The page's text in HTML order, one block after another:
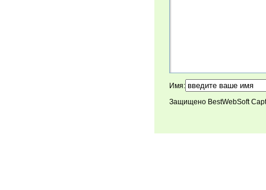
Имя:
Защищено BestWebSoft